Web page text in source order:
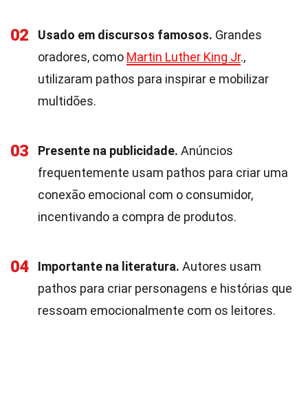
02 Usado em discursos famosos. Grandes
oradores, como Martin Luther King Jr.,
utilizaram pathos para inspirar e mobilizar
multidões.
03 Presente na publicidade. Anúncios
frequentemente usam pathos para criar uma
conexão emocional com o consumidor,
incentivando a compra de produtos.
04 Importante na literatura. Autores usam
pathos para criar personagens e histórias que
ressoam emocionalmente com os leitores.